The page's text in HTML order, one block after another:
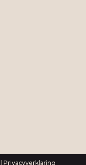
Privacyverklaring